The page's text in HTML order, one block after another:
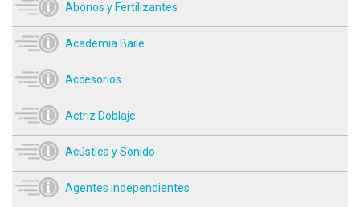
Abonos y Fertilizantes
Academia Baile
Accesorios
Actriz Doblaje
Acústica y Sonido
Agentes independientes